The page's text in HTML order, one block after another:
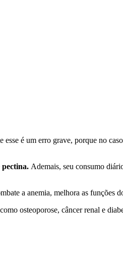
é um erro grave, porque no
pectina. Ademais, seu consumo
a anemia, melhora as funções
osteoporose, câncer renal e